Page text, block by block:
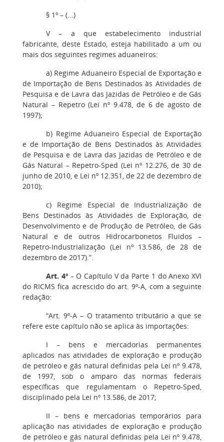
§ 1º – (...)
V – a que estabelecimento industrial
fabricante, deste Estado, esteja habilitado a um ou
mais dos seguintes regimes aduaneiros:
a) Regime Aduaneiro Especial de Exportação e
de Importação de Bens Destinados às Atividades de
Pesquisa e de Lavra das Jazidas de Petróleo e de Gás
Natural – Repetro (Lei nº 9.478, de 6 de agosto de
1997);
b) Regime Aduaneiro Especial de Exportação
e de Importação de Bens Destinados às Atividades
de Pesquisa e de Lavra das Jazidas de Petróleo e de
Gás Natural – Repetro-Sped (Lei nº 12.276, de 30 de
junho de 2010, e Lei nº 12.351, de 22 de dezembro de
2010);
c) Regime Especial de Industrialização de
Bens Destinados às Atividades de Exploração, de
Desenvolvimento e de Produção de Petróleo, de Gás
Natural e de outros Hidrocarbonetos Fluidos –
Repetro-Industrialização (Lei nº 13.586, de 28 de
dezembro de 2017).”.
Art. 4º– O Capítulo V da Parte 1 do Anexo XVI
do RICMS fica acrescido do art. 9º-A, com a seguinte
redação:
“Art. 9º-A – O tratamento tributário a que se
refere este capítulo não se aplica às importações:
I – bens e mercadorias permanentes
aplicados nas atividades de exploração e produção
de petróleo e gás natural definidas pela Lei nº 9.478,
de 1997, sob o amparo das normas federais
específicas que regulamentam o Repetro-Sped,
disciplinado pela Lei nº 13.586, de 2017;
II – bens e mercadorias temporários para
aplicação nas atividades de exploração e produção
de petróleo e gás natural definidas pela Lei nº 9.478,